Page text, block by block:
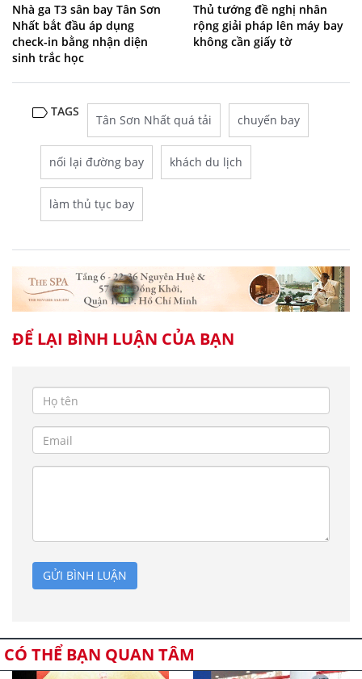
Nhà ga T3 sân bay Tân Sơn
Nhất bắt đầu áp dụng
check-in bằng nhận diện
sinh trắc học
Thủ tướng đề nghị nhân
rộng giải pháp lên máy bay
không cần giấy tờ
TAGS
Tân Sơn Nhất quá tải chuyến bay
nối lại đường bay khách du lịch
làm thủ tục bay
ĐỂ LẠI BÌNH LUẬN CỦA BẠN
GỬI BÌNH LUẬN
CÓ THỂ BẠN QUAN TÂM